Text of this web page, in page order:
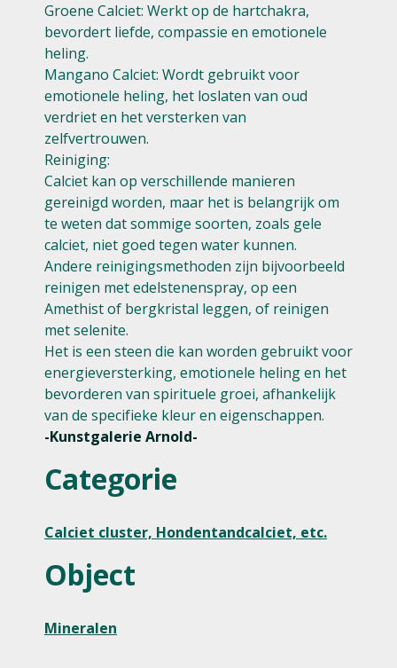
Groene Calciet: Werkt op de hartchakra,
bevordert liefde, compassie en emotionele
heling.
Mangano Calciet: Wordt gebruikt voor
emotionele heling, het loslaten van oud
verdriet en het versterken van
zelfvertrouwen.
Reiniging:
Calciet kan op verschillende manieren
gereinigd worden, maar het is belangrijk om
te weten dat sommige soorten, zoals gele
calciet, niet goed tegen water kunnen.
Andere reinigingsmethoden zijn bijvoorbeeld
reinigen met edelstenenspray, op een
Amethist of bergkristal leggen, of reinigen
met selenite.
Het is een steen die kan worden gebruikt voor
energieversterking, emotionele heling en het
bevorderen van spirituele groei, afhankelijk
van de specifieke kleur en eigenschappen.
-Kunstgalerie Arnold-
Categorie
Calciet cluster, Hondentandcalciet, etc.
Object
Mineralen